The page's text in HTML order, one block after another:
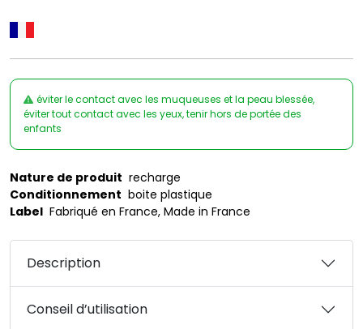
éviter le contact avec les muqueuses et la peau blessée,
éviter tout contact avec les yeux, tenir hors de portée des
enfants
Nature de produit recharge
Conditionnement boite plastique
Label Fabriqué en France, Made in France
Description
Conseil d’utilisation